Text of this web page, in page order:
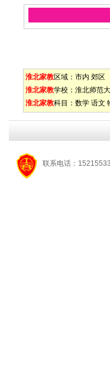
淮北家教区域： 市内 郊区
淮北家教学校： 淮北师范
淮北家教科目： 数学 语文
联系电话：